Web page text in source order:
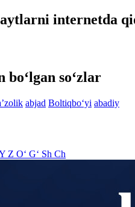
internetda
so‘zlar
abjad Boltiqbo‘yi abadiy
Z O‘ G‘ Sh Ch